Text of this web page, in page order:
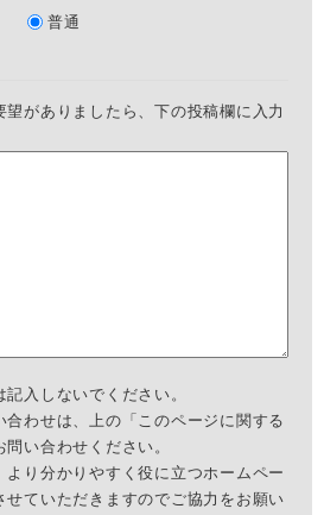
普通
がありましたら、下の投稿欄に入力
入しないでください。
わせは、上の「このページに関する
い合わせください。
り分かりやすく役に立つホームペー
せていただきますのでご協力をお願い